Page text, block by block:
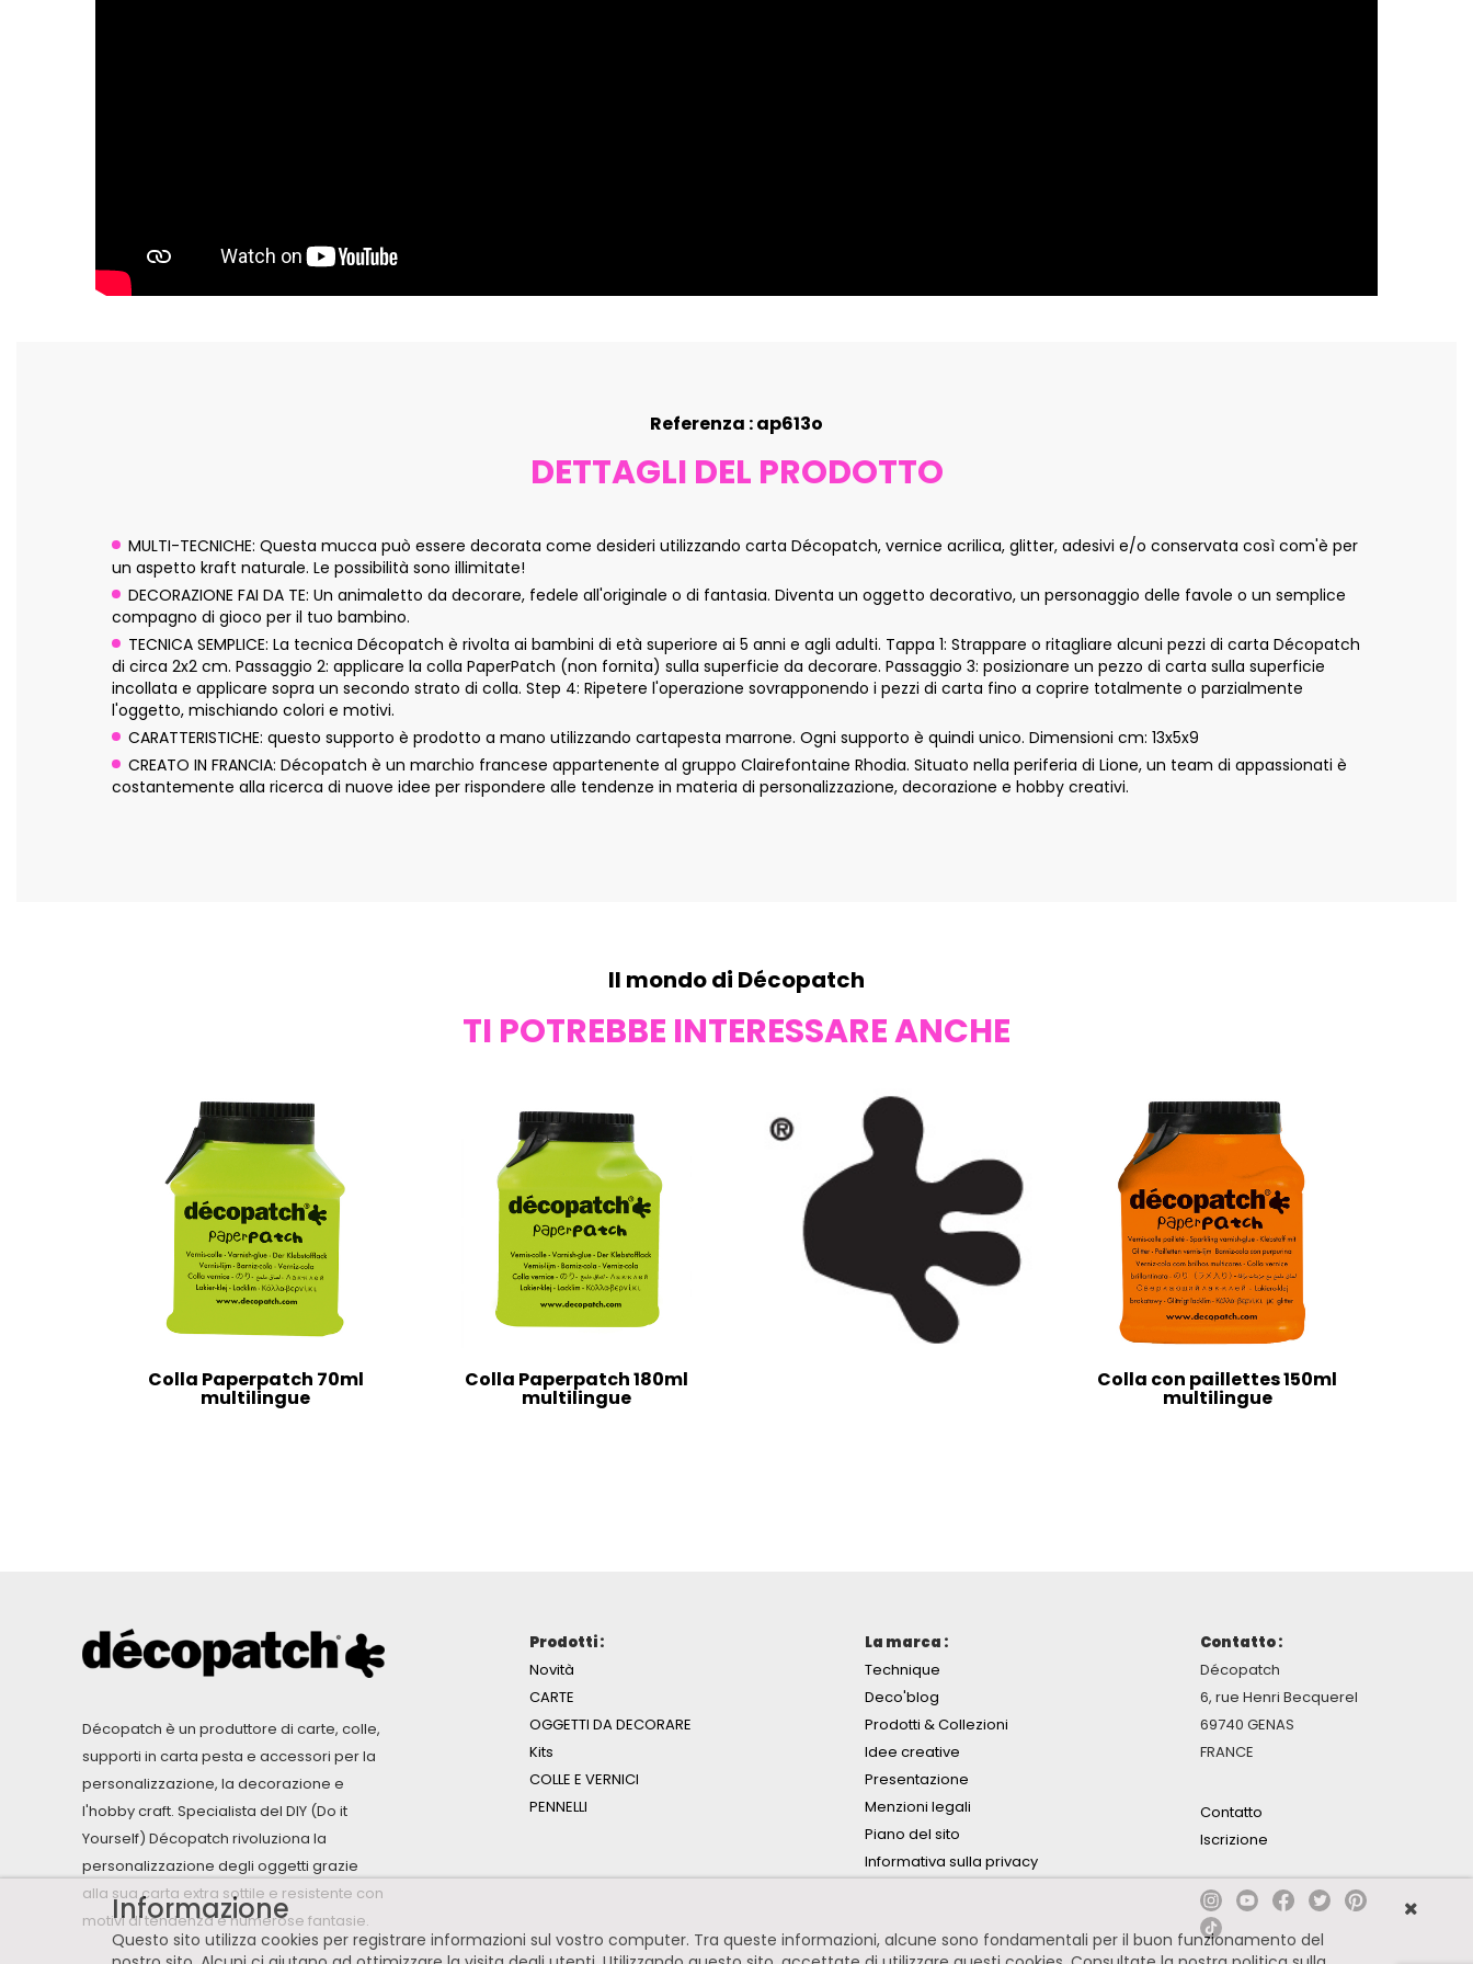
Referenza : ap613o
DETTAGLI DEL PRODOTTO
MULTI-TECNICHE: Questa mucca può essere decorata come desideri utilizzando carta Décopatch, vernice acrilica, glitter, adesivi e/o conservata così com'è per
un aspetto kraft naturale. Le possibilità sono illimitate!
DECORAZIONE FAI DA TE: Un animaletto da decorare, fedele all'originale o di fantasia. Diventa un oggetto decorativo, un personaggio delle favole o un semplice
compagno di gioco per il tuo bambino.
TECNICA SEMPLICE: La tecnica Décopatch è rivolta ai bambini di età superiore ai 5 anni e agli adulti. Tappa 1: Strappare o ritagliare alcuni pezzi di carta Décopatch
di circa 2x2 cm. Passaggio 2: applicare la colla PaperPatch (non fornita) sulla superficie da decorare. Passaggio 3: posizionare un pezzo di carta sulla superficie
incollata e applicare sopra un secondo strato di colla. Step 4: Ripetere l'operazione sovrapponendo i pezzi di carta fino a coprire totalmente o parzialmente
l'oggetto, mischiando colori e motivi.
CARATTERISTICHE: questo supporto è prodotto a mano utilizzando cartapesta marrone. Ogni supporto è quindi unico. Dimensioni cm: 13x5x9
CREATO IN FRANCIA: Décopatch è un marchio francese appartenente al gruppo Clairefontaine Rhodia. Situato nella periferia di Lione, un team di appassionati è
costantemente alla ricerca di nuove idee per rispondere alle tendenze in materia di personalizzazione, decorazione e hobby creativi.
Il mondo di Décopatch
TI POTREBBE INTERESSARE ANCHE
Colla Paperpatch 70ml
multilingue
Colla Paperpatch 180ml
multilingue
Colla con paillettes 150ml
multilingue
Décopatch è un produttore di carte, colle,
supporti in carta pesta e accessori per la
personalizzazione, la decorazione e
l'hobby craft. Specialista del DIY (Do it
Yourself) Décopatch rivoluziona la
personalizzazione degli oggetti grazie
alla sua carta extra sottile e resistente con
motivi di tendenza e numerose fantasie.
Prodotti :
Novità
CARTE
OGGETTI DA DECORARE
Kits
COLLE E VERNICI
PENNELLI
La marca :
Technique
Deco'blog
Prodotti & Collezioni
Idee creative
Presentazione
Menzioni legali
Piano del sito
Informativa sulla privacy
Contatto :
Décopatch
6, rue Henri Becquerel
69740 GENAS
FRANCE
Contatto
Iscrizione
Informazione
Questo sito utilizza cookies per registrare informazioni sul vostro computer. Tra queste informazioni, alcune sono fondamentali per il buon funzionamento del